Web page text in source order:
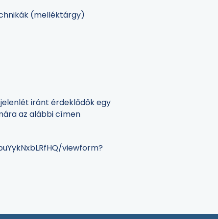
(melléktárgy)
iránt érdeklődők egy
az alábbi címen
viewform?